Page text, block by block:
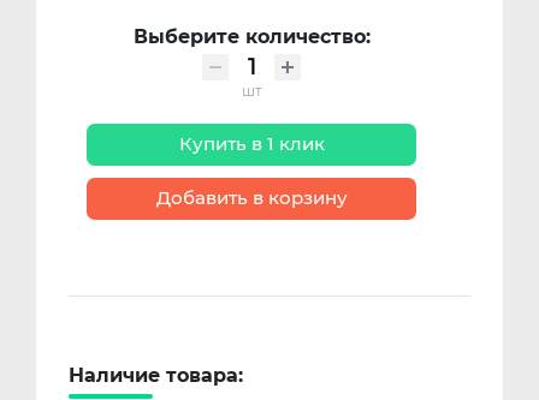
Выберите количество:
шт
Купить в 1 клик
Добавить в корзину
Наличие товара: